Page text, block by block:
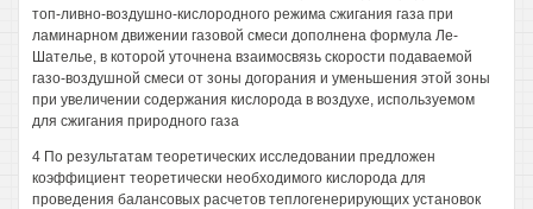
топ-ливно-воздушно-кислородного режима сжигания газа при
ламинарном движении газовой смеси дополнена формула Ле-
Шателье, в которой уточнена взаимосвязь скорости подаваемой
газо-воздушной смеси от зоны догорания и уменьшения этой зоны
при увеличении содержания кислорода в воздухе, используемом
для сжигания природного газа
4 По результатам теоретических исследовании предложен
коэффициент теоретически необходимого кислорода для
проведения балансовых расчетов теплогенерирующих установок